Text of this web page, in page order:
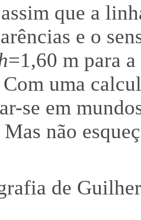
que a
e o
=1,60 m para
uma
se em
não
de